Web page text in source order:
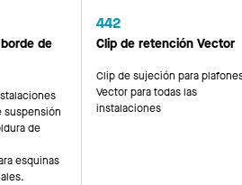
de
suspensión
de
esquinas
442
Clip de retención Vector
Clip de sujeción para
Vector para todas las
instalaciones